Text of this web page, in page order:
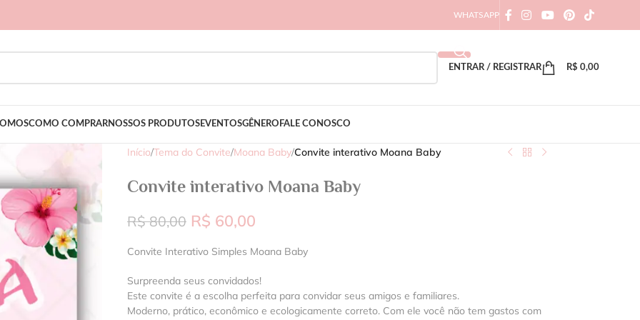
WHATSAPP
ENTRAR / REGISTRAR R$ 0,00
COMO COMPRARNOSSOS PRODUTOSEVENTOSGÊNERO FALE CONOSCO
Início/Tema do Convite/Moana Baby/Convite interativo Moana Baby
Convite interativo Moana Baby
R$80,00 R$ 60,00
Convite Interativo Simples Moana Baby
Surpreenda seus convidados!
Este convite é a escolha perfeita para convidar seus amigos e familiares.
Moderno, prático, econômico e ecologicamente correto. Com ele você não tem gastos com